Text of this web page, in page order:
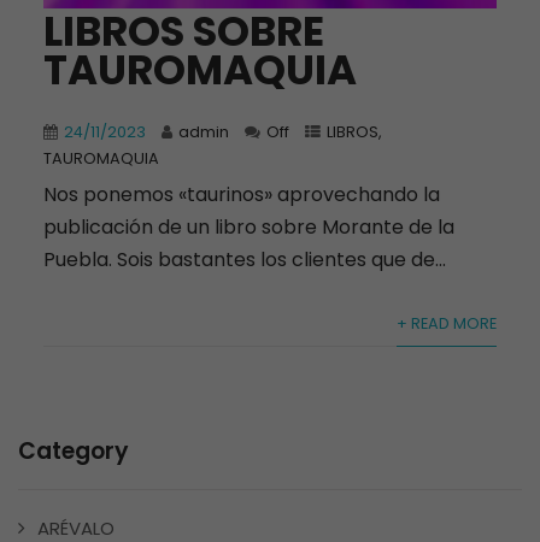
LIBROS SOBRE
TAUROMAQUIA
24/11/2023 admin Off LIBROS,
TAUROMAQUIA
Nos ponemos «taurinos» aprovechando la
publicación de un libro sobre Morante de la
Puebla. Sois bastantes los clientes que de...
+ READ MORE
Category
ARÉVALO